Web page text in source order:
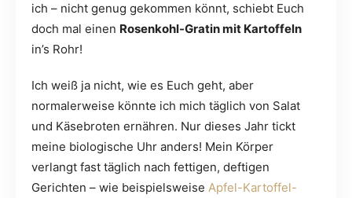
ich – nicht genug gekommen könnt, schiebt Euch
doch mal einen Rosenkohl-Gratin mit Kartoffeln
in’s Rohr!
Ich weiß ja nicht, wie es Euch geht, aber
normalerweise könnte ich mich täglich von Salat
und Käsebroten ernähren. Nur dieses Jahr tickt
meine biologische Uhr anders! Mein Körper
verlangt fast täglich nach fettigen, deftigen
Gerichten – wie beispielsweise Apfel-Kartoffel-